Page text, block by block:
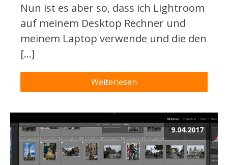
Nun ist es aber so, dass ich Lightroom
auf meinem Desktop Rechner und
meinem Laptop verwende und die den
[…]
Weiterlesen
9.04.2017